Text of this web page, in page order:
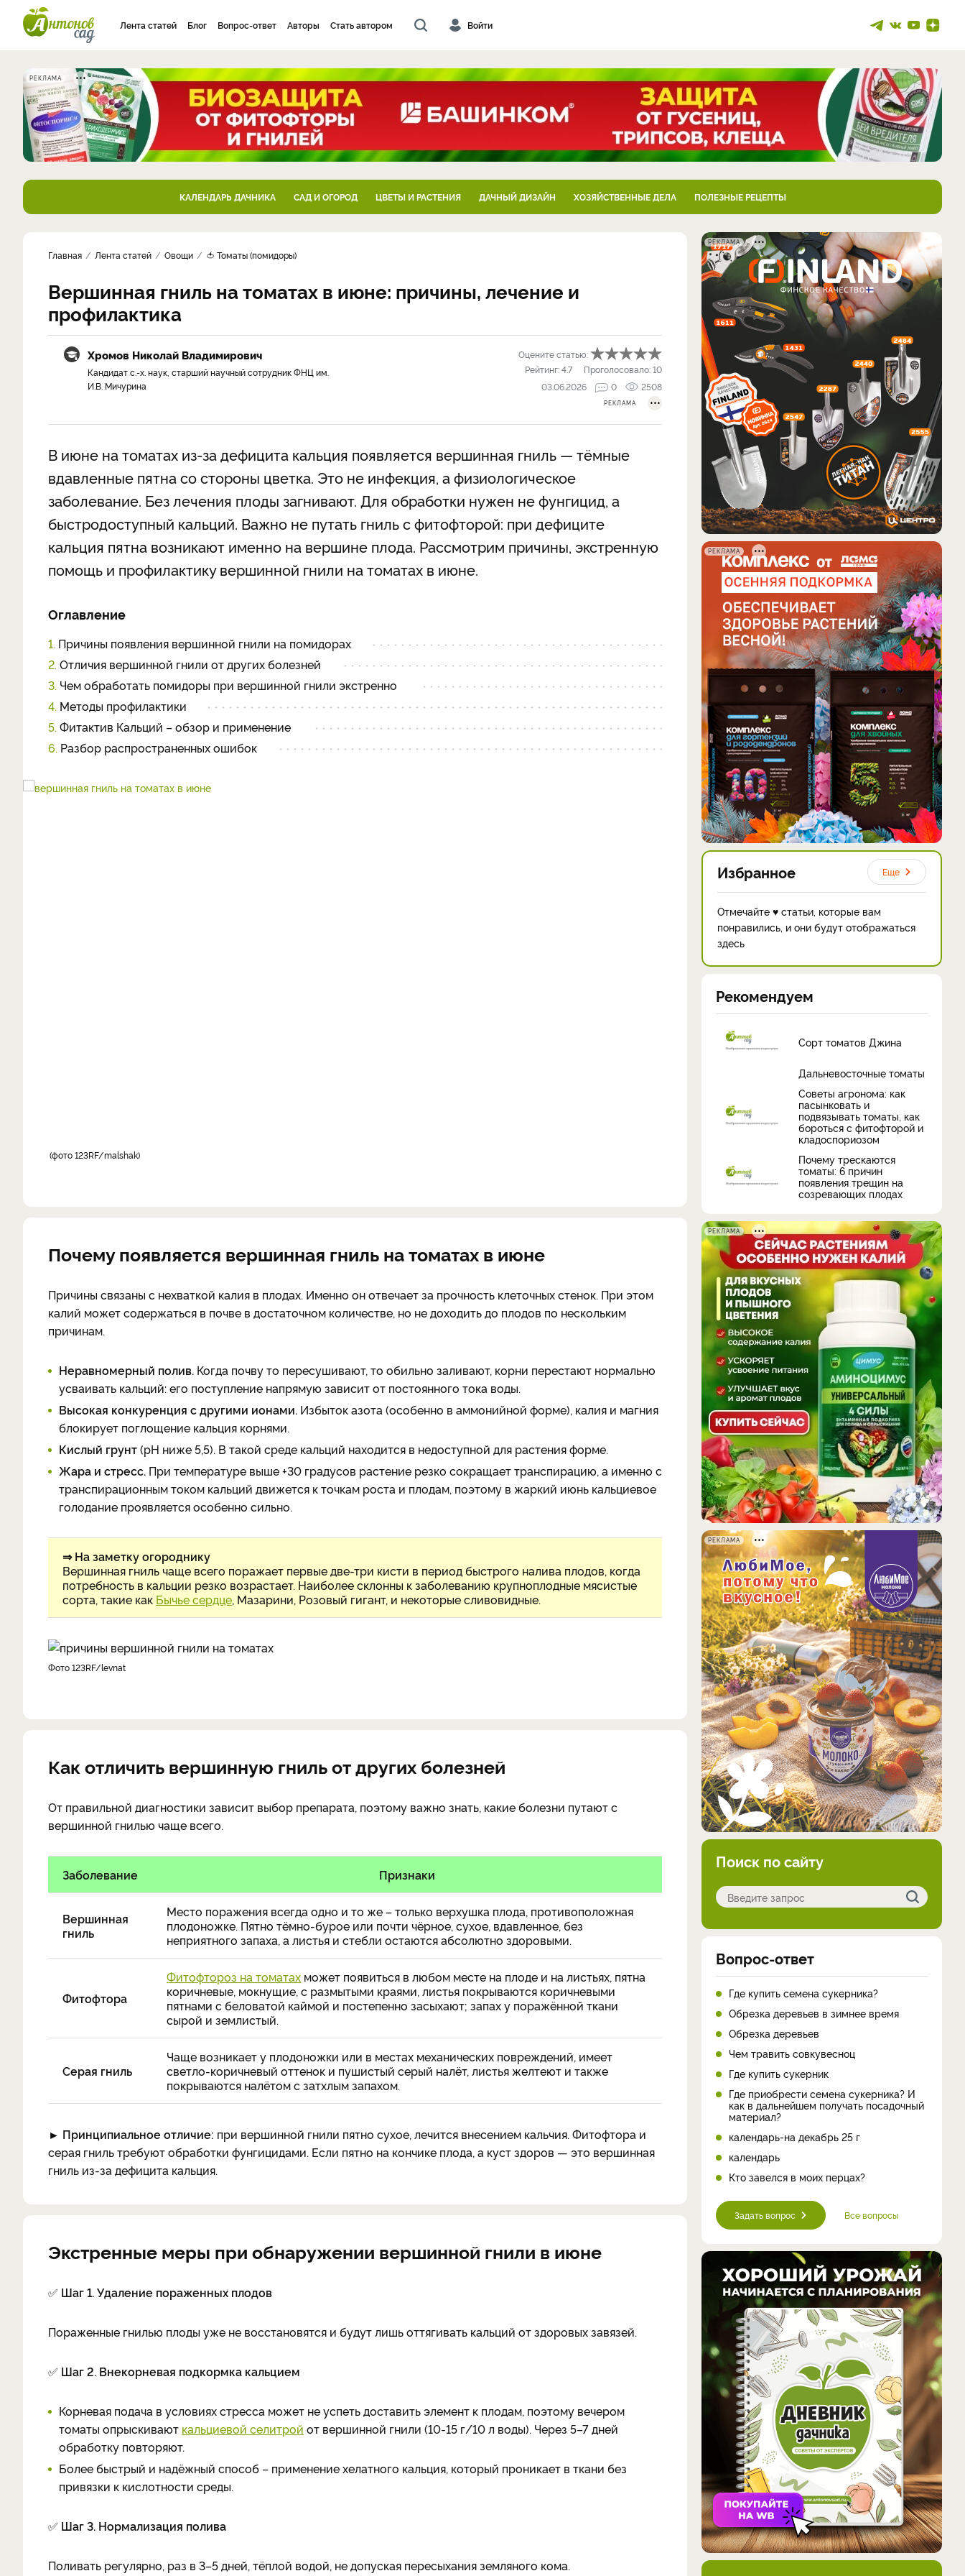
Лента статей Блог Вопрос-ответ Авторы Стать автором Войти
РЕКЛАМА
КАЛЕНДАРЬ ДАЧНИКА САД И ОГОРОД ЦВЕТЫ И РАСТЕНИЯ ДАЧНЫЙ ДИЗАЙН ХОЗЯЙСТВЕННЫЕ ДЕЛА ПОЛЕЗНЫЕ РЕЦЕПТЫ
Главная Лента статей Овощи 🍅 Томаты (помидоры)
Вершинная гниль на томатах в июне: причины, лечение и
профилактика
Хромов Николай Владимирович
Кандидат с.-х. наук, старший научный сотрудник ФНЦ им.
И.В. Мичурина
Оцените статью:
Рейтинг:4.7 Проголосовало:10
03.06.2026
0 2508
РЕКЛАМА
В июне на томатах из-за дефицита кальция появляется вершинная гниль — тёмные
вдавленные пятна со стороны цветка. Это не инфекция, а физиологическое
заболевание. Без лечения плоды загнивают. Для обработки нужен не фунгицид, а
быстродоступный кальций. Важно не путать гниль с фитофторой: при дефиците
кальция пятна возникают именно на вершине плода. Рассмотрим причины, экстренную
помощь и профилактику вершинной гнили на томатах в июне.
Оглавление
1. Причины появления вершинной гнили на помидорах
2. Отличия вершинной гнили от других болезней
3. Чем обработать помидоры при вершинной гнили экстренно
4. Методы профилактики
5. Фитактив Кальций – обзор и применение
6. Разбор распространенных ошибок
фото 123RF/malshak
Почему появляется вершинная гниль на томатах в июне
Причины связаны с нехваткой калия в плодах. Именно он отвечает за прочность клеточных стенок. При этом
калий может содержаться в почве в достаточном количестве, но не доходить до плодов по нескольким
причинам.
Неравномерный полив. Когда почву то пересушивают, то обильно заливают, корни перестают нормально
усваивать кальций: его поступление напрямую зависит от постоянного тока воды.
Высокая конкуренция с другими ионами. Избыток азота (особенно в аммонийной форме), калия и магния
блокирует поглощение кальция корнями.
Кислый грунт(рН ниже 5,5). В такой среде кальций находится в недоступной для растения форме.
Жара и стресс. При температуре выше +30 градусов растение резко сокращает транспирацию, а именно с
транспирационным током кальций движется к точкам роста и плодам, поэтому в жаркий июнь кальциевое
голодание проявляется особенно сильно.
⇒ На заметку огороднику
Вершинная гниль чаще всего поражает первые две-три кисти в период быстрого налива плодов, когда
потребность в кальции резко возрастает. Наиболее склонны к заболеванию крупноплодные мясистые
сорта, такие как Бычье сердце, Мазарини, Розовый гигант, и некоторые сливовидные.
фото 123RF/levnat
Как отличить вершинную гниль от других болезней
От правильной диагностики зависит выбор препарата, поэтому важно знать, какие болезни путают с
вершинной гнилью чаще всего.
Заболевание Признаки
Вершинная
гниль
Место поражения всегда одно и то же – только верхушка плода, противоположная
плодоножке. Пятно тёмно-бурое или почти чёрное, сухое, вдавленное, без
неприятного запаха, а листья и стебли остаются абсолютно здоровыми.
Фитофтора
Фитофтороз на томатах может появиться в любом месте на плоде и на листьях, пятна
коричневые, мокнущие, с размытыми краями, листья покрываются коричневыми
пятнами с беловатой каймой и постепенно засыхают; запах у поражённой ткани
сырой и землистый.
Серая гниль
Чаще возникает у плодоножки или в местах механических повреждений, имеет
светло-коричневый оттенок и пушистый серый налёт, листья желтеют и также
покрываются налётом с затхлым запахом.
► Принципиальное отличие: при вершинной гнили пятно сухое, лечится внесением кальчия. Фитофтора и
серая гниль требуют обработки фунгицидами. Если пятно на кончике плода, а куст здоров — это вершинная
гниль из-за дефицита кальция.
Экстренные меры при обнаружении вершинной гнили в июне
✅ Шаг 1. Удаление пораженных плодов
Пораженные гнилью плоды уже не восстановятся и будут лишь оттягивать кальций от здоровых завязей.
✅ Шаг 2. Внекорневая подкормка кальцием
Корневая подача в условиях стресса может не успеть доставить элемент к плодам, поэтому вечером
томаты опрыскивают кальциевой селитрой от вершинной гнили (10-15 г/10 л воды). Через 5–7 дней
обработку повторяют.
Более быстрый и надёжный способ – применение хелатного кальция, который проникает в ткани без
привязки к кислотности среды.
✅ Шаг 3. Нормализация полива
Поливать регулярно, раз в 3–5 дней, тёплой водой, не допуская пересыхания земляного кома.
РЕКЛАМА
РЕКЛАМА
Избранное Еще
Отмечайте ♥ статьи, которые вам
понравились, и они будут отображаться
здесь
Рекомендуем
Сорт томатов Джина
Дальневосточные томаты
Советы агронома: как
пасынковать и
подвязывать томаты, как
бороться с фитофторой и
кладоспориозом
Почему трескаются
томаты: 6 причин
появления трещин на
созревающих плодах
РЕКЛАМА
РЕКЛАМА
Поиск по сайту
Вопрос-ответ
Где купить семена сукерника?
Обрезка деревьев в зимнее время
Обрезка деревьев
Чем травить совкувесноц
Где купить сукерник
Где приобрести семена сукерника? И
как в дальнейшем получать посадочный
материал?
календарь-на декабрь 25 г
календарь
Кто завелся в моих перцах?
Задать вопрос Все вопросы